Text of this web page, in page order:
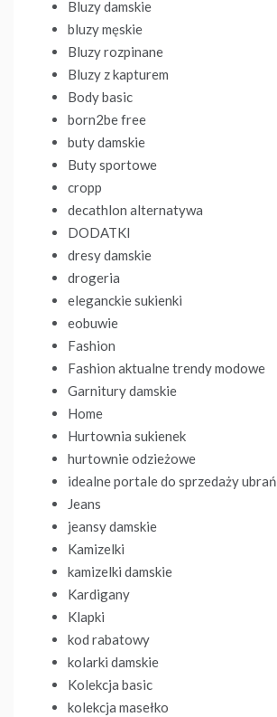
Bluzy damskie
bluzy męskie
Bluzy rozpinane
Bluzy z kapturem
Body basic
born2be free
buty damskie
Buty sportowe
cropp
decathlon alternatywa
DODATKI
dresy damskie
drogeria
eleganckie sukienki
eobuwie
Fashion
Fashion aktualne trendy modowe
Garnitury damskie
Home
Hurtownia sukienek
hurtownie odzieżowe
idealne portale do sprzedaży ubrań
Jeans
jeansy damskie
Kamizelki
kamizelki damskie
Kardigany
Klapki
kod rabatowy
kolarki damskie
Kolekcja basic
kolekcja masełko